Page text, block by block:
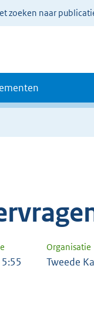
zoeken naar
Organisatie
Tweede